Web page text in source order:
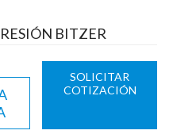
BITZER
SOLICITAR
COTIZACIÓN